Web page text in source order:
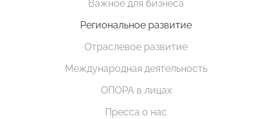
Важное для бизнеса
Региональное развитие
Отраслевое развитие
Международная деятельность
ОПОРА в лицах
Пресса о нас